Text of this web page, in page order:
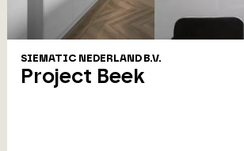
SIEMATIC NEDERLAND B.V.
Project Beek